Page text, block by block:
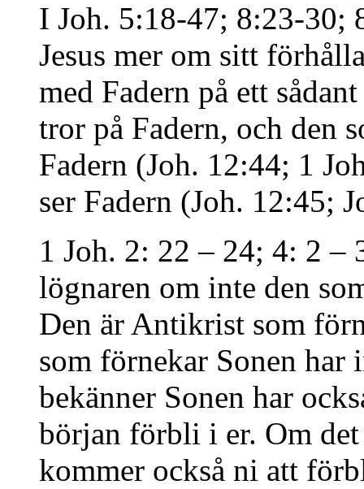
I Joh. 5:18-47; 8:23-30;
Jesus mer om sitt
med Fadern på ett
tror på Fadern, och den
Fadern (Joh. 12:44; 1
ser Fadern (Joh. 12:45;
1 Joh. 2: 22 – 24; 4: 2 –
lögnaren om inte den
Den är Antikrist som
som förnekar Sonen har
bekänner Sonen har
början förbli i er. Om
kommer också ni att